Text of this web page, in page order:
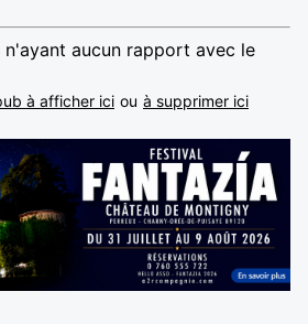
aucun rapport avec le
à afficher ici ou à supprimer ici